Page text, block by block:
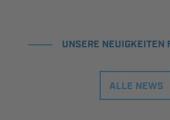
UNSERE NEUIGKEITEN
ALLE NEWS